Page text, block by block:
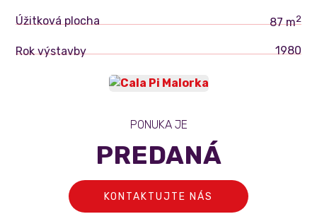
Úžitková plocha 87 m2
Rok výstavby 1980
PONUKA JE
PREDANÁ
KONTAKTUJTE NÁS